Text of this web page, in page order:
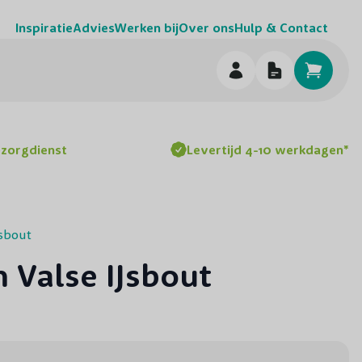
InspiratieAdviesWerken bijOver onsHulp & Contact
Levertijd 4-10 werkdagen*
Valse IJsbout